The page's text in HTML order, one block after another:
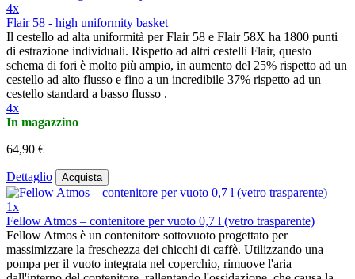
4x
Flair 58 - high uniformity basket
Il cestello ad alta uniformità per Flair 58 e Flair 58X ha 1800 punti
di estrazione individuali. Rispetto ad altri cestelli Flair, questo
schema di fori è molto più ampio, in aumento del 25% rispetto ad un
cestello ad alto flusso e fino a un incredibile 37% rispetto ad un
cestello standard a basso flusso .
4x
In magazzino
64,90 €
Dettaglio Acquista
1x
Fellow Atmos – contenitore per vuoto 0,7 l (vetro trasparente)
Fellow Atmos è un contenitore sottovuoto progettato per
massimizzare la freschezza dei chicchi di caffè. Utilizzando una
pompa per il vuoto integrata nel coperchio, rimuove l'aria